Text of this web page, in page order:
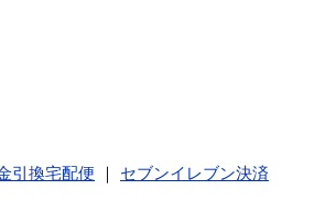
引換宅配便
セブンイレブン決済